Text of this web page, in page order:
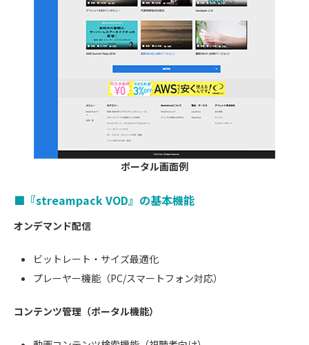
ポータル画面例
■『streampack VOD』の基本機能
オンデマンド配信
ビットレート・サイズ最適化
プレーヤー機能（PC/スマートフォン対応）
コンテンツ管理（ポータル機能）